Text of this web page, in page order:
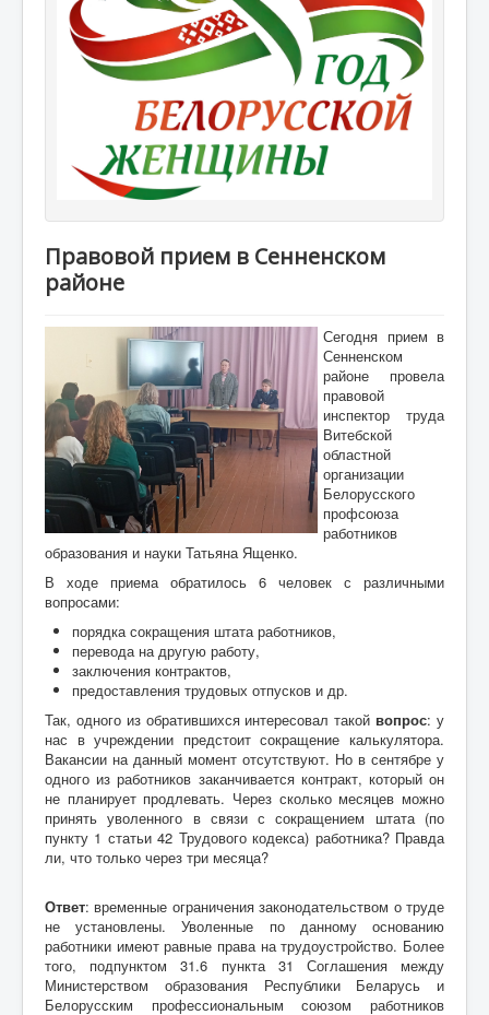
Правовой прием в Сенненском
районе
Сегодня прием в
Сенненском
районе провела
правовой
инспектор труда
Витебской
областной
организации
Белорусского
профсоюза
работников
образования и науки Татьяна Ященко.
В ходе приема обратилось 6 человек с различными
вопросами:
порядка сокращения штата работников,
перевода на другую работу,
заключения контрактов,
предоставления трудовых отпусков и др.
Так, одного из обратившихся интересовал такой вопрос: у
нас в учреждении предстоит сокращение калькулятора.
Вакансии на данный момент отсутствуют. Но в сентябре у
одного из работников заканчивается контракт, который он
не планирует продлевать. Через сколько месяцев можно
принять уволенного в связи с сокращением штата (по
пункту 1 статьи 42 Трудового кодекса) работника? Правда
ли, что только через три месяца?
Ответ: временные ограничения законодательством о труде
не установлены. Уволенные по данному основанию
работники имеют равные права на трудоустройство. Более
того, подпунктом 31.6 пункта 31 Соглашения между
Министерством образования Республики Беларусь и
Белорусским профессиональным союзом работников